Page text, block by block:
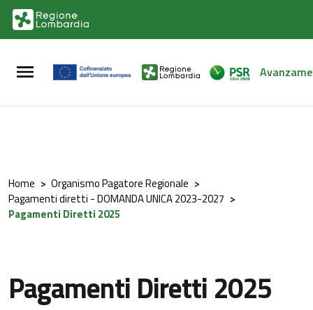
Vai al contenuto principale
Vai al footer
Home > Organismo Pagatore Regionale >
Pagamenti diretti - DOMANDA UNICA 2023-2027 >
Pagamenti Diretti 2025
Pagamenti Diretti 2025